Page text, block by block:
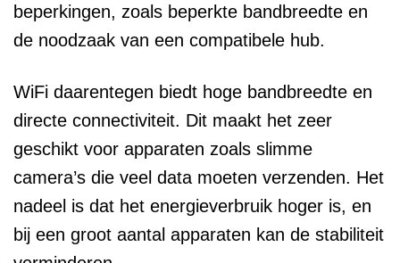
beperkingen, zoals beperkte bandbreedte en
de noodzaak van een compatibele hub.
WiFi daarentegen biedt hoge bandbreedte en
directe connectiviteit. Dit maakt het zeer
geschikt voor apparaten zoals slimme
camera’s die veel data moeten verzenden. Het
nadeel is dat het energieverbruik hoger is, en
bij een groot aantal apparaten kan de stabiliteit